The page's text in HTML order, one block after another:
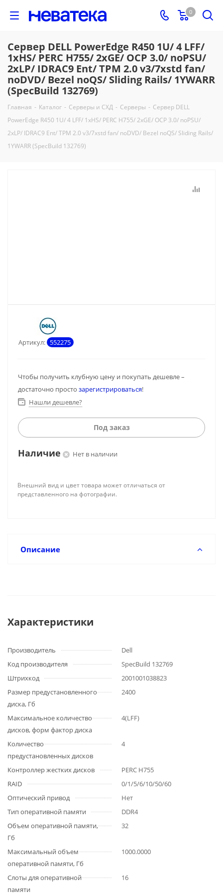
0
Сервер DELL PowerEdge R450 1U/ 4 LFF/
1xHS/ PERC H755/ 2xGE/ OCP 3.0/ noPSU/
2xLP/ IDRAC9 Ent/ TPM 2.0 v3/7xstd fan/
noDVD/ Bezel noQS/ Sliding Rails/ 1YWARR
(SpecBuild 132769)
Главная - Каталог - Серверы и СХД - Серверы - Сервер DELL
PowerEdge R450 1U/ 4 LFF/ 1xHS/ PERC H755/ 2xGE/ OCP 3.0/ noPSU/
2xLP/ IDRAC9 Ent/ TPM 2.0 v3/7xstd fan/ noDVD/ Bezel noQS/ Sliding Rails/
1YWARR (SpecBuild 132769)
Артикул: 552275
Чтобы получить клубную цену и покупать дешевле –
достаточно просто зарегистрироваться!
Нашли дешевле?
Под заказ
Наличие Нет в наличии
Внешний вид и цвет товара может отличаться от
представленного на фотографии.
Описание
Характеристики
Производитель
Dell
Код производителя
SpecBuild 132769
Штрихкод
2001001038823
Размер предустановленного
диска, Гб
2400
Максимальное количество
дисков, форм фактор диска
4(LFF)
Количество
предустановленных дисков
4
Контроллер жестких дисков
PERC H755
RAID
0/1/5/6/10/50/60
Оптический привод
Нет
Тип оперативной памяти
DDR4
Объем оперативной памяти,
Гб
32
Максимальный объем
оперативной памяти, Гб
1000.0000
Слоты для оперативной
памяти
16